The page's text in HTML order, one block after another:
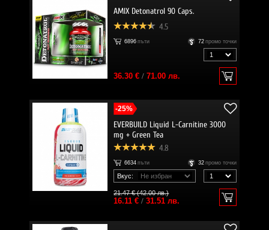
AMIX Detonatrol 90 Caps.
4.5
6896 пъти 72 промо точки
36.30 €/ 71.00 лв.
-25%
EVERBUILD Liquid L-Carnitine 3000
mg + Green Tea
4.8
6634 пъти 32 промо точки
Вкус:
21.47 € (42.00 лв.)
16.11 €/ 31.51 лв.